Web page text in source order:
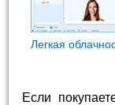
Легкая
Если